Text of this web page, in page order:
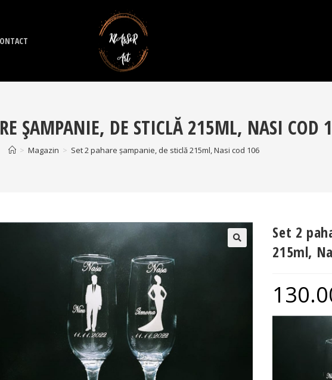
ȘAMPANIE, DE STICLĂ 215ML, NASI COD
> Magazin > Set 2 pahare șampanie, de sticlă 215ml, Nasi cod 106
Set 2
215ml,